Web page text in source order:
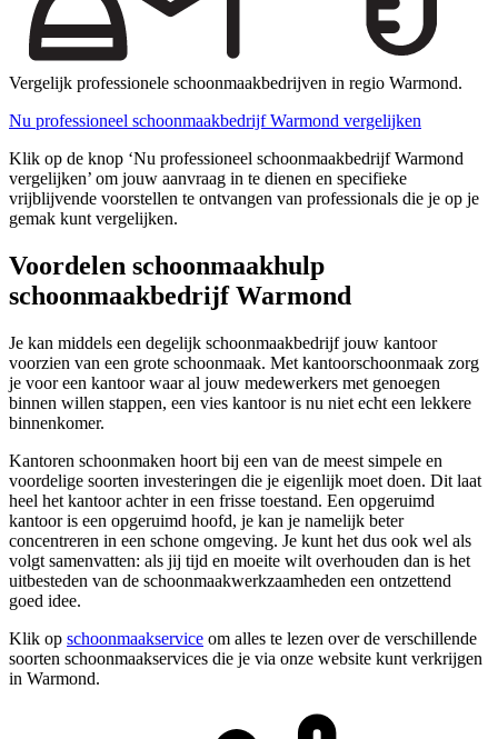
Vergelijk professionele schoonmaakbedrijven in regio Warmond.
Nu professioneel schoonmaakbedrijf Warmond vergelijken
Klik op de knop ‘Nu professioneel schoonmaakbedrijf Warmond
vergelijken’ om jouw aanvraag in te dienen en specifieke
vrijblijvende voorstellen te ontvangen van professionals die je op je
gemak kunt vergelijken.
Voordelen schoonmaakhulp
schoonmaakbedrijf Warmond
Je kan middels een degelijk schoonmaakbedrijf jouw kantoor
voorzien van een grote schoonmaak. Met kantoorschoonmaak zorg
je voor een kantoor waar al jouw medewerkers met genoegen
binnen willen stappen, een vies kantoor is nu niet echt een lekkere
binnenkomer.
Kantoren schoonmaken hoort bij een van de meest simpele en
voordelige soorten investeringen die je eigenlijk moet doen. Dit laat
heel het kantoor achter in een frisse toestand. Een opgeruimd
kantoor is een opgeruimd hoofd, je kan je namelijk beter
concentreren in een schone omgeving. Je kunt het dus ook wel als
volgt samenvatten: als jij tijd en moeite wilt overhouden dan is het
uitbesteden van de schoonmaakwerkzaamheden een ontzettend
goed idee.
Klik op schoonmaakservice om alles te lezen over de verschillende
soorten schoonmaakservices die je via onze website kunt verkrijgen
in Warmond.